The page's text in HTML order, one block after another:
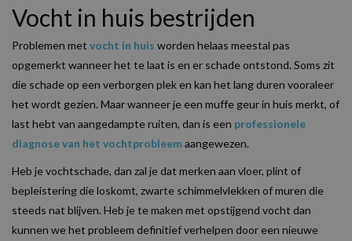
Vocht in huis bestrijden
Problemen met vocht in huis worden helaas meestal pas
opgemerkt wanneer het te laat is en er schade ontstond. Soms zit
die schade op een verborgen plek en kan het lang duren vooraleer
het wordt gezien. Maar wanneer je een muffe geur in huis merkt, of
last hebt van aangedampte ruiten, dan is een professionele
diagnose van het vochtprobleem aangewezen.
Heb je vochtschade, dan zal je dat merken aan vloer, plint of
bepleistering die loskomt, zwarte schimmelvlekken of muren die
steeds nat blijven. Heb je te maken met opstijgend vocht dan
kunnen we het probleem definitief verhelpen door een nieuwe